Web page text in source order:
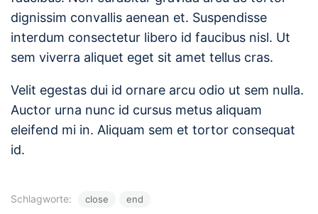
dignissim convallis aenean et. Suspendisse
interdum consectetur libero id faucibus nisl. Ut
sem viverra aliquet eget sit amet tellus cras.
Velit egestas dui id ornare arcu odio ut sem nulla.
Auctor urna nunc id cursus metus aliquam
eleifend mi in. Aliquam sem et tortor consequat
id.
Schlagworte: close end